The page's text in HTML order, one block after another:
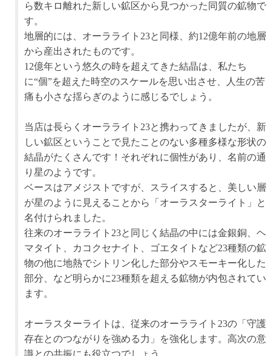
ら数キロ離れた新しい鉱区から見つかった同質の鉱物で
す。
地層的には、オーラライト23と同様、約12億年前の地層
から産出されたものです。
12億年という悠久の時を超えてきた結晶は、私たち
に“個”を超えた時空のスケールを思い出させ、人生の苦
痛も小さな揺らぎのように感じるでしょう。
当店は長らくオーラライト23と携わってきましたが、新
しい鉱区ということで見たことのない多種多様な形状の
結晶がたくさんです！それぞれに個性があり、名前の通
り星のようです。
ベースはアメジストですが、スライスすると、美しい層
が星のように見えることから「オーラスターライト」と
名付けられました。
往来のオーラライト23と同じく結晶の中には金銀銅、ヘ
マタイト、カコクセナイト、ゴエタイトなど23種類の鉱
物の他に地熱でシトリン化した部分やスモーキー化した
部分、など明らかに23種類を超える鉱物が内包されてい
ます。
オーラスターライトは、従来のオーラライト23の「守護
存在とのつながりを強める力」を強化します。高次の意
識との共振にも役立つでしょう。